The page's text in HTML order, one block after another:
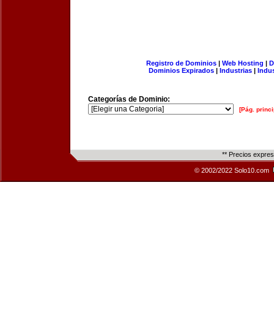
Registro de Dominios| Web Hosting |
Dominios Expirados | Industrias |
Categorías de Dominio:
[Pág.
** Precios
© 2002/2022 Solo10.com